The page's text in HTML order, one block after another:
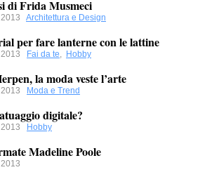
di Frida Musmeci
2013 Architettura e Design
per fare lanterne con le lattine
2013 Fai da te, Hobby
la moda veste l’arte
2013 Moda e Trend
digitale?
2013 Hobby
Madeline Poole
2013